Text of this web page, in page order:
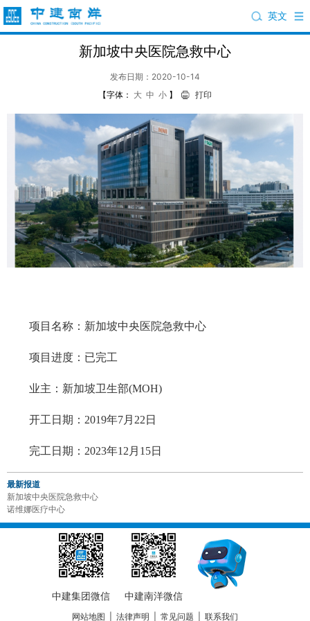
英文
新加坡中央医院急救中心
发布日期：2020-10-14
【字体： 大 中 小 】 打印
项目名称：新加坡中央医院急救中心
项目进度：已完工
业主：新加坡卫生部(MOH)
开工日期：2019年7月22日
完工日期：2023年12月15日
最新报道
新加坡中央医院急救中心
诺维娜医疗中心
中建集团微信 中建南洋微信
网站地图 法律声明 常见问题 联系我们